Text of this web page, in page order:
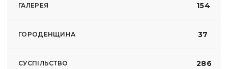
ГАЛЕРЕЯ 154
ГОРОДЕНЩИНА 37
СУСПІЛЬСТВО 286